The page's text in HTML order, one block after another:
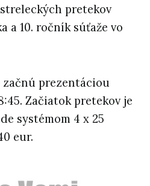
pretekov
a 10. ročník súťaže vo
začnú prezentáciou
Začiatok pretekov je
systémom 4 x 25
eur.